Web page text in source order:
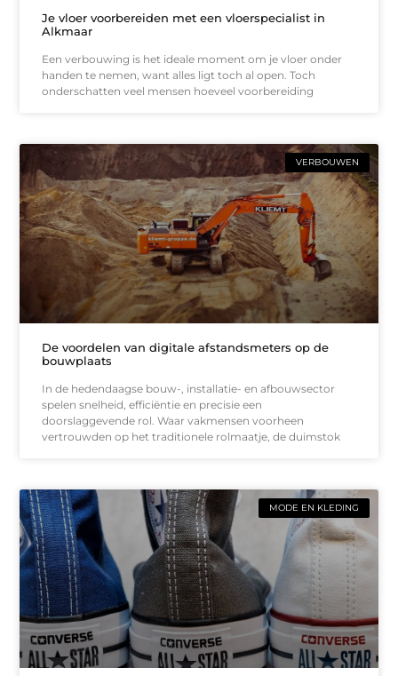
Je vloer voorbereiden met een vloerspecialist in
Alkmaar
Een verbouwing is het ideale moment om je vloer onder
handen te nemen, want alles ligt toch al open. Toch
onderschatten veel mensen hoeveel voorbereiding
VERBOUWEN
De voordelen van digitale afstandsmeters op de
bouwplaats
In de hedendaagse bouw-, installatie- en afbouwsector
spelen snelheid, efficiëntie en precisie een
doorslaggevende rol. Waar vakmensen voorheen
vertrouwden op het traditionele rolmaatje, de duimstok
MODE EN KLEDING